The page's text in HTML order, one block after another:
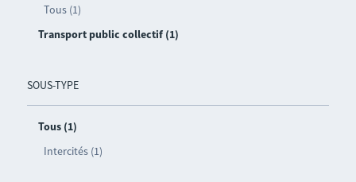
Tous (1)
Transport public collectif (1)
SOUS-TYPE
Tous (1)
Intercités (1)